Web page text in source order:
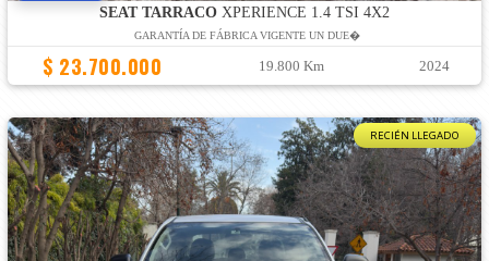
SEAT TARRACOXPERIENCE 1.4 TSI 4X2
GARANTÍA DE FÁBRICA VIGENTE UN DUE�
$ 23.700.000 19.800 Km 2024
RECIÉN LLEGADO